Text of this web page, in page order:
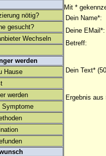
nötig?
gesucht?
Wechseln
werden
Hause
werden
Symptome
Mit *
Dein Name*:
Deine EMail*:
Betreff:
Dein Text*
Ergebnis aus